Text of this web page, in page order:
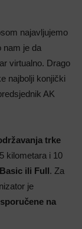
najavljujemo
nam je da
virtualno. Drago
najbolji konjički
AK
trke
kilometara i 10
Basic ili Full. Za
je
na